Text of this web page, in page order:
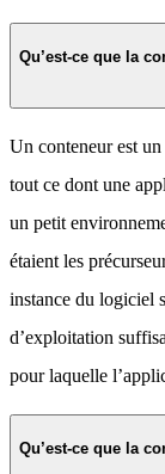
Qu’est-ce que la
Un conteneur est
tout ce dont une
un petit
étaient les
instance du logiciel
d’exploitation
pour laquelle
Qu’est-ce que la